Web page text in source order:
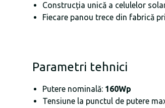
Construcția unică a celulelor
Fiecare panou trece din fabrică
Parametri tehnici
Putere nominală: 160Wp
Tensiune la punctul de putere